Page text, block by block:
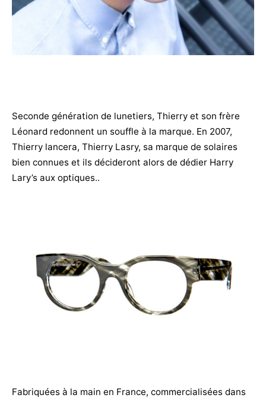
Seconde génération de lunetiers, Thierry et son frère
Léonard redonnent un souffle à la marque. En 2007,
Thierry lancera, Thierry Lasry, sa marque de solaires
bien connues et ils décideront alors de dédier Harry
Lary’s aux optiques..
Fabriquées à la main en France, commercialisées dans